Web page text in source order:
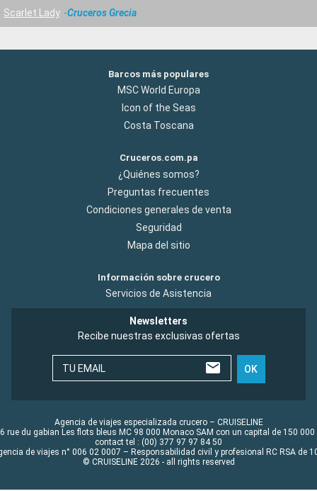
Scarlet Lady
Cruceros Grecia
Barcos más populares
MSC World Europa
Icon of the Seas
Costa Toscana
Cruceros.com.pa
¿Quiénes somos?
Preguntas frecuentes
Condiciones generales de venta
Seguridad
Mapa del sitio
Información sobre crucero
Servicios de Asistencia
Newsletters
Recibe nuestras exclusivas ofertas
TU EMAIL OK
Agencia de viajes especializada crucero – CRUISELINE
rue du gabian Les flots bleus MC 98 000 Monaco SAM con un capital de 150 000
contact tel : (00) 377 97 97 84 50
de viajes n° 006 02 0007 – Responsabilidad civil y profesional RC RSA de
© CRUISELINE 2026 - all rights reserved